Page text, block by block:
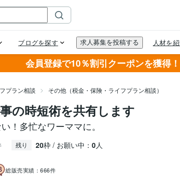
会員登録で10％割引クーポンを獲得！
プラン相談 その他（税金・保険・ライフプラン相談）
の時短術を共有します
！多忙なワーママに。
残り 20枠 / お願い中： 0人
総販売実績：666件